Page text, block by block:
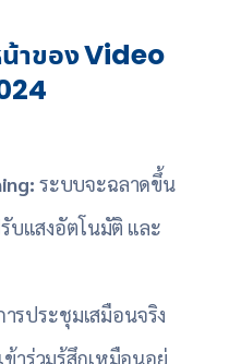
าของ Video
ระบบจะฉลาดขึ้น
บแสงอัตโนมัติ และ
ารประชุมเสมือนจริง
าร่วมรู้สึกเหมือนอยู่